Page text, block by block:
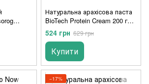
г
Натуральна арахісова паста
BioTech Protein Cream 200 г
cocoa-hazelnut
524 грн 629 грн
Купити
−17%